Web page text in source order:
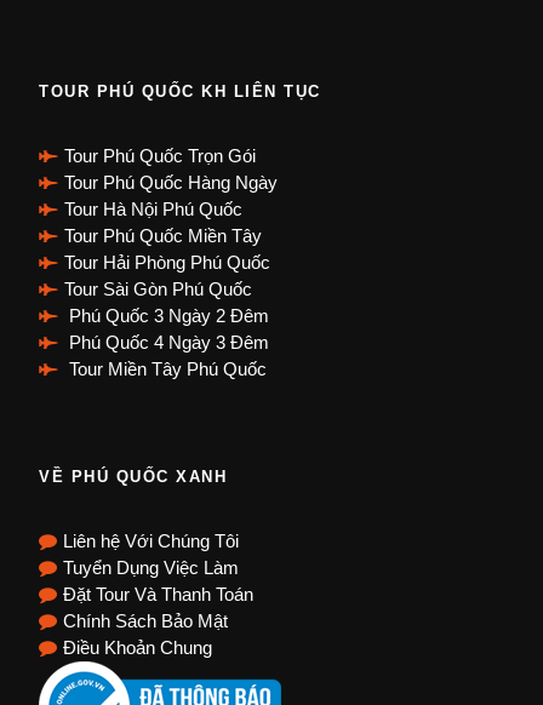
TOUR PHÚ QUỐC KH LIÊN TỤC
Tour Phú Quốc Trọn Gói
Tour Phú Quốc Hàng Ngày
Tour Hà Nội Phú Quốc
Tour Phú Quốc Miền Tây
Tour Hải Phòng Phú Quốc
Tour Sài Gòn Phú Quốc
Phú Quốc 3 Ngày 2 Đêm
Phú Quốc 4 Ngày 3 Đêm
Tour Miền Tây Phú Quốc
VỀ PHÚ QUỐC XANH
Liên hệ Với Chúng Tôi
Tuyển Dụng Việc Làm
Đặt Tour Và Thanh Toán
Chính Sách Bảo Mật
Điều Khoản Chung